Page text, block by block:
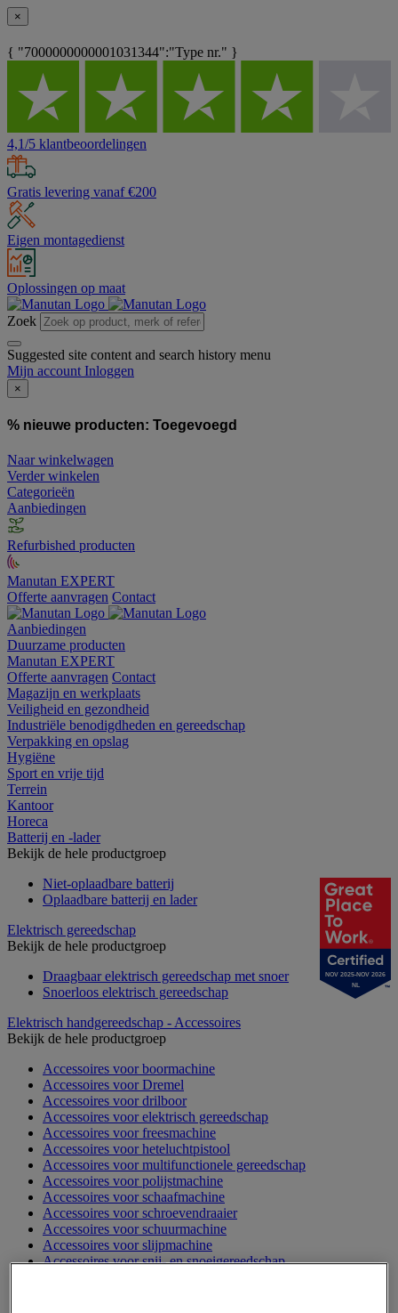
×
{ "7000000000001031344":"Type nr." }
4,1/5 klantbeoordelingen
Gratis levering vanaf €200
Eigen montagedienst
Oplossingen op maat
Zoek
Suggested site content and search history menu
Mijn account Inloggen
×
% nieuwe producten: Toegevoegd
Naar winkelwagen
Verder winkelen
Categorieën
Aanbiedingen
Refurbished producten
Manutan EXPERT
Offerte aanvragen Contact
Aanbiedingen
Duurzame producten
Manutan EXPERT
Offerte aanvragen Contact
Magazijn en werkplaats
Veiligheid en gezondheid
Industriële benodigdheden en gereedschap
Verpakking en opslag
Hygiëne
Sport en vrije tijd
Terrein
Kantoor
Horeca
Batterij en -lader
Bekijk de hele productgroep
Niet-oplaadbare batterij
Oplaadbare batterij en lader
Elektrisch gereedschap
Bekijk de hele productgroep
Draagbaar elektrisch gereedschap met snoer
Snoerloos elektrisch gereedschap
Elektrisch handgereedschap - Accessoires
Bekijk de hele productgroep
Accessoires voor boormachine
Accessoires voor Dremel
Accessoires voor drilboor
Accessoires voor elektrisch gereedschap
Accessoires voor freesmachine
Accessoires voor heteluchtpistool
Accessoires voor multifunctionele gereedschap
Accessoires voor polijstmachine
Accessoires voor schaafmachine
Accessoires voor schroevendraaier
Accessoires voor schuurmachine
Accessoires voor slijpmachine
Accessoires voor snij- en snoeigereedschap
NOV 2025-NOV 2026
NL